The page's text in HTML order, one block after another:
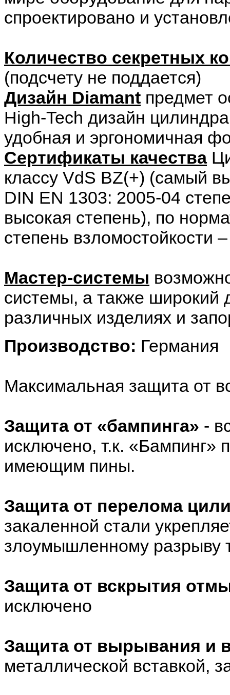
спроектировано и
Количество секретных
(подсчету не поддается)
Дизайн Diamant предмет
High-Tech дизайн
удобная и эргономичная
Сертификаты качества
классу VdS BZ(+) (самый
DIN EN 1303: 2005-04
высокая степень), по
степень взломостойкости
Мастер-системы
системы, а также широкий
различных изделиях и
Производство: Германия
Максимальная защита от
Защита от «бампинга» -
исключено, т.к. «Бампинг»
имеющим пины.
Защита от перелома
закаленной стали
злоумышленному разрыву
Защита от вскрытия
исключено
Защита от вырывания и
металлической вставкой,